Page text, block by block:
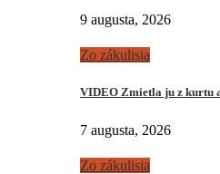
9 augusta, 2026
Zo zákulisia
VIDEO Zmietla ju z kurtu
7 augusta, 2026
Zo zákulisia